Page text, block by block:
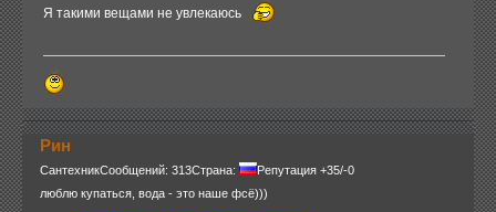
Я такими вещами не увлекаюсь
Рин
СантехникСообщений: 313Страна:
Репутация +35/-0
люблю купаться, вода - это наше фсё)))